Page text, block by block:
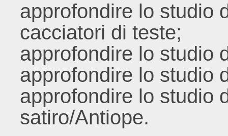
approfondire lo studio
cacciatori di teste;
approfondire lo studio
approfondire lo studio
approfondire lo studio
satiro/Antiope.